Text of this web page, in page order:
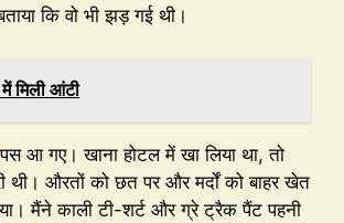
कि वो भी झड़ गई थी।
मिली आंटी
आ गए। खाना होटल में खा लिया था, तो
थी। औरतों को छत पर और मर्दों को बाहर खेत
मैंने काली टी-शर्ट और ग्रे ट्रैक पैंट पहनी